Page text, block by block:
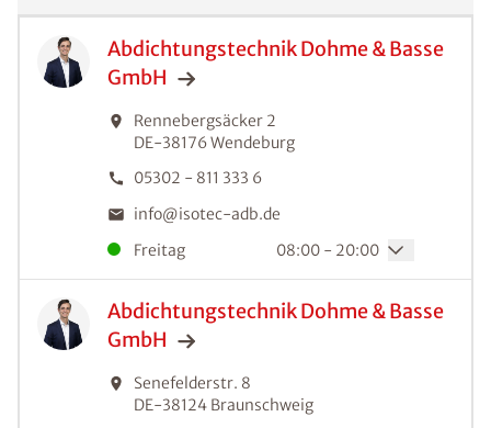
Abdichtungstechnik Dohme & Basse
GmbH
Rennebergsäcker 2
DE-38176Wendeburg
05302 - 811 333 6
info@isotec-adb.de
Freitag
08:00 - 20:00
Abdichtungstechnik Dohme & Basse
GmbH
Senefelderstr. 8
DE-38124 Braunschweig